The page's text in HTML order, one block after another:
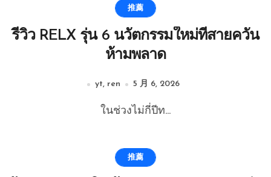
推薦
รีวิว RELX รุ่น 6 นวัตกรรมใหม่ที่สายควัน
ห้ามพลาด
yt, ren 5 月 6, 2026
ในช่วงไม่กี่ปีท...
推薦